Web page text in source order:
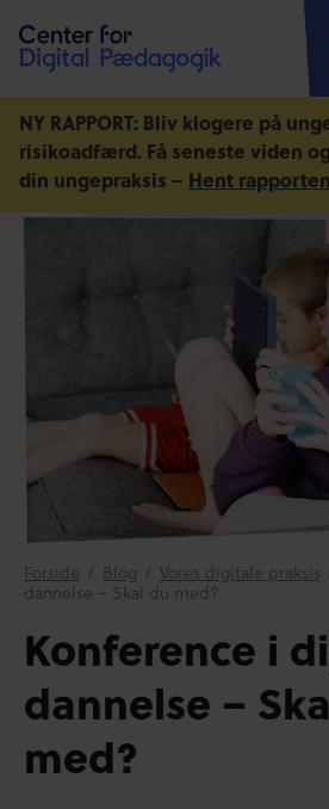
NY RAPPORT: Bliv klogere på
risikoadfærd. Få seneste viden
din ungepraksis – Hent
Forside / Blog / Vores digitale praksis
dannelse – Skal du med?
Konference i
dannelse –
med?